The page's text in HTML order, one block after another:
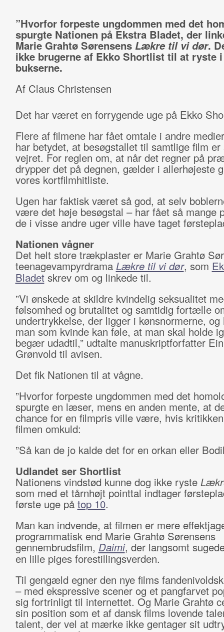
”Hvorfor forpeste ungdommen med det
spurgte Nationen på Ekstra Bladet, der
Marie Grahtø Sørensens Lækre til vi dør.
ikke brugerne af Ekko Shortlist til at ryste i
bukserne.
Af Claus Christensen
Det har været en forrygende uge på Ekko
Flere af filmene har fået omtale i andre
har betydet, at besøgstallet til samtlige film er
vejret. For reglen om, at når det regner på
drypper det på degnen, gælder i allerhøjeste
vores kortfilmhitliste.
Ugen har faktisk været så god, at selv
være det høje besøgstal – har fået så mange
de i visse andre uger ville have taget
Nationen vågner
Det helt store trækplaster er Marie Grahtø
teenagevampyrdrama Lækre til vi dør, som
Bladetskrev om og linkede til.
”Vi ønskede at skildre kvindelig seksualitet
følsomhed og brutalitet og samtidig fortælle
undertrykkelse, der ligger i kønsnormerne, og
man som kvinde kan føle, at man skal holde
begær udadtil,” udtalte manuskriptforfatter
Grønvold til avisen.
Det fik Nationen til at vågne.
”Hvorfor forpeste ungdommen med det
spurgte en læser, mens en anden mente, at
chance for en filmpris ville være, hvis
filmen omkuld:
”Så kan de jo kalde det for en orkan eller
Udlandet ser Shortlist
Nationens vindstød kunne dog ikke ryste
som med et tårnhøjt pointtal indtager
første uge på top 10.
Man kan indvende, at filmen er mere
programmatisk end Marie Grahtø Sørensens
gennembrudsfilm, Daimi, der langsomt
en lille piges forestillingsverden.
Til gengæld egner den nye films
– med ekspressive scener og et pangfarvet
sig fortrinligt til internettet. Og Marie Grahtø
sin position som et af dansk films lovende
talent, der vel at mærke ikke gentager sit